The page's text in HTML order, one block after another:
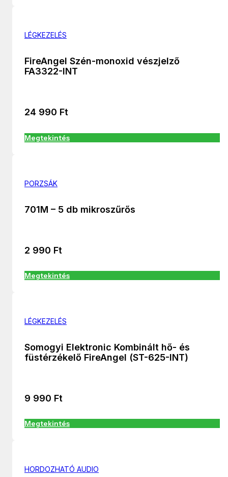
LÉGKEZELÉS
FireAngel Szén-monoxid vészjelző
FA3322-INT
24 990 Ft
Megtekintés
PORZSÁK
701M – 5 db mikroszűrős
2 990 Ft
Megtekintés
LÉGKEZELÉS
Somogyi Elektronic Kombinált hő- és
füstérzékelő FireAngel (ST-625-INT)
9 990 Ft
Megtekintés
HORDOZHATÓ AUDIO